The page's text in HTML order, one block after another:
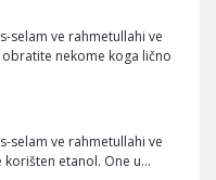
selam ve rahmetullahi ve
nekome koga lično
selam ve rahmetullahi ve
korišten etanol. One u…